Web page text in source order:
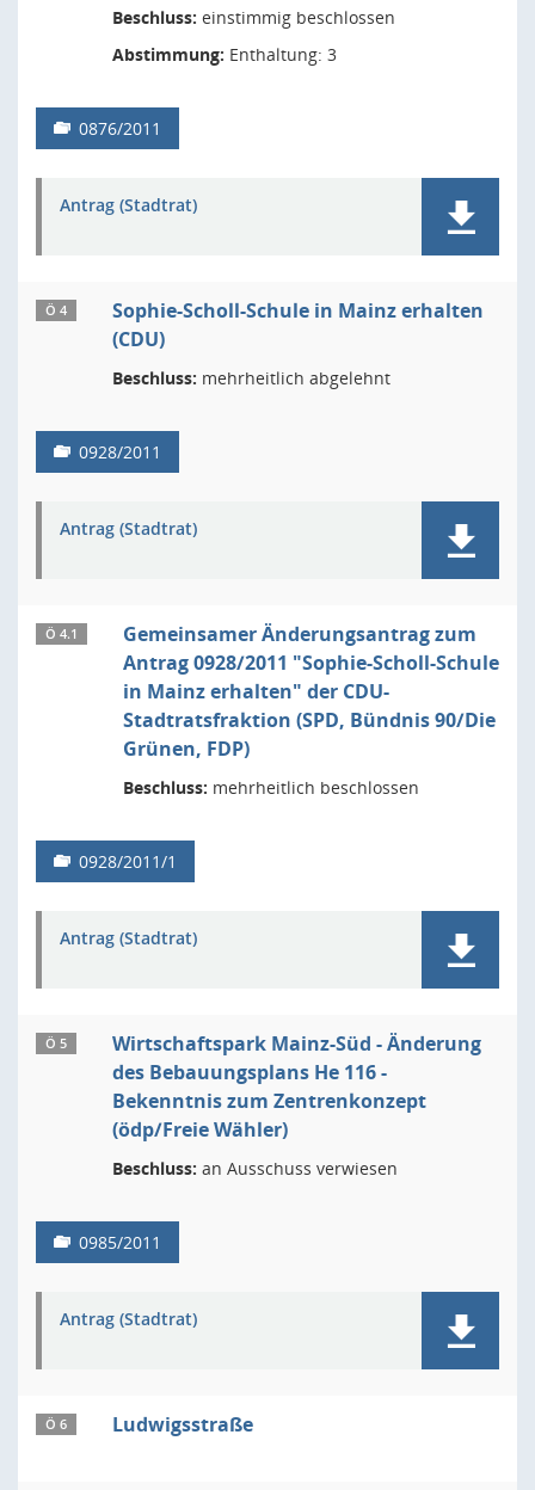
Beschluss: einstimmig beschlossen
Abstimmung: Enthaltung: 3
0876/2011
Antrag (Stadtrat)
Ö 4
Sophie-Scholl-Schule in Mainz erhalten
(CDU)
Beschluss: mehrheitlich abgelehnt
0928/2011
Antrag (Stadtrat)
Ö 4.1
Gemeinsamer Änderungsantrag zum
Antrag 0928/2011 "Sophie-Scholl-Schule
in Mainz erhalten" der CDU-
Stadtratsfraktion (SPD, Bündnis 90/Die
Grünen, FDP)
Beschluss: mehrheitlich beschlossen
0928/2011/1
Antrag (Stadtrat)
Ö 5
Wirtschaftspark Mainz-Süd - Änderung
des Bebauungsplans He 116 -
Bekenntnis zum Zentrenkonzept
(ödp/Freie Wähler)
Beschluss: an Ausschuss verwiesen
0985/2011
Antrag (Stadtrat)
Ö 6 Ludwigsstraße